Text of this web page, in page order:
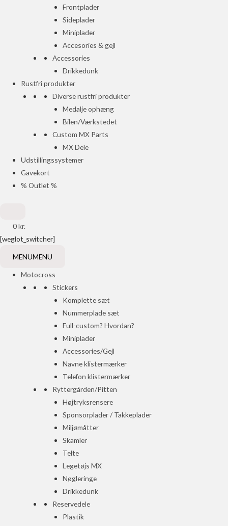
Frontplader
Sideplader
Miniplader
Accesories & gejl
Accessories
Drikkedunk
Rustfri produkter
Diverse rustfri produkter
Medalje ophæng
Bilen/Værkstedet
Custom MX Parts
MX Dele
Udstillingssystemer
Gavekort
% Outlet %
0kr.
[weglot_switcher]
MENUMENU
Motocross
Stickers
Komplette sæt
Nummerplade sæt
Full-custom? Hvordan?
Miniplader
Accessories/Gejl
Navne klistermærker
Telefon klistermærker
Ryttergården/Pitten
Højtryksrensere
Sponsorplader / Takkeplader
Miljømåtter
Skamler
Telte
Legetøjs MX
Nøgleringe
Drikkedunk
Reservedele
Plastik